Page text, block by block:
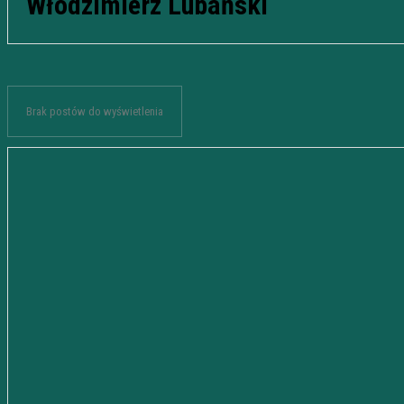
Brak postów do wyświetlenia